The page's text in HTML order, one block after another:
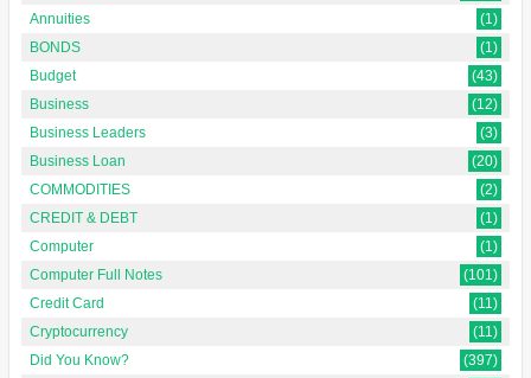
Annuities
(1)
BONDS
(1)
Budget
(43)
Business
(12)
Business Leaders
(3)
Business Loan
(20)
COMMODITIES
(2)
CREDIT & DEBT
(1)
Computer
(1)
Computer Full Notes
(101)
Credit Card
(11)
Cryptocurrency
(11)
Did You Know?
(397)